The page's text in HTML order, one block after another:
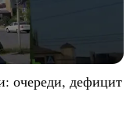
очереди, дефицит